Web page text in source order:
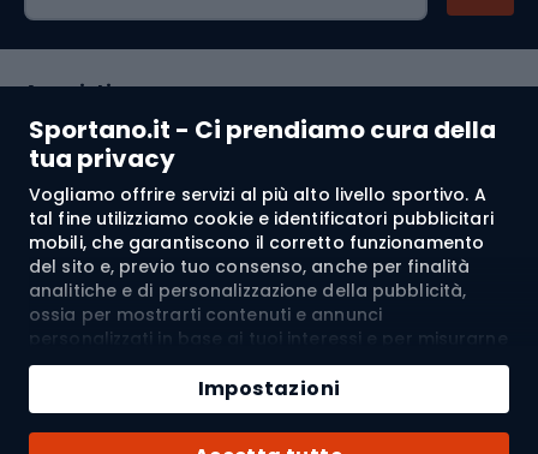
Sportano.it - Ci prendiamo cura della
tua privacy
Vogliamo offrire servizi al più alto livello sportivo. A
tal fine utilizziamo cookie e identificatori pubblicitari
mobili, che garantiscono il corretto funzionamento
del sito e, previo tuo consenso, anche per finalità
analitiche e di personalizzazione della pubblicità,
ossia per mostrarti contenuti e annunci
personalizzati in base ai tuoi interessi e per misurarne
l’efficacia. I cookie e gli identificatori pubblicitari
mobili possono essere utilizzati sia per attività
pubblicitarie personalizzate sia non personalizzate, a
seconda dei consensi da te espressi. Se clicchi su
Impostazioni
Quantità
Aggiungi al carrello
Acquista con
Acquisti
Servizio clienti
Regolamento
Chi siamo
© 2026 Sportano